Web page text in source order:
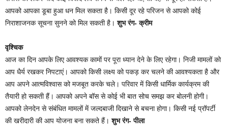
आपको आपका डूबा हुआ धन मिल सकता है। किसी दूर रहे परिजन से आपको कोई
निराशाजनक सूचना सुनने को मिल सकती है।शुभ रंग- क्रीम
वृश्चिक
आज का दिन आपके लिए आवश्यक कामों पर पूरा ध्यान देने के लिए रहेगा। निजी मामलों को
आप धैर्य रखकर निपटाएं। आपको किसी लक्ष्य को पकड़ कर चलने की आवश्यकता है और
आप अपने आत्मविश्वास को मजबूत करके चले। परिवार में किसी धार्मिक कार्यक्रम की
तैयारी हो सकती हैं। आपको अपने बॉस से कोई भी बात सोच समझ कर बोलनी होगी।
आपको लेनदेन से संबंधित मामलों में जल्दबाजी दिखाने से बचना होगा। किसी नई प्रॉपर्टी
की खरीदारी की आप योजना बना सकते हैं।शुभ रंग- पीला